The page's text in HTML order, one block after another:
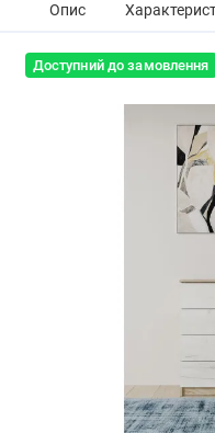
Опис
Доступний до замовлення